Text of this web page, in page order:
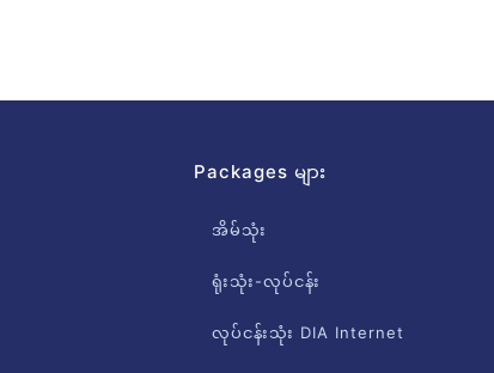
Packages များ
အိမ်သုံး
ရုံးသုံး-လုပ်ငန်း
လုပ်ငန်းသုံး DIA Internet